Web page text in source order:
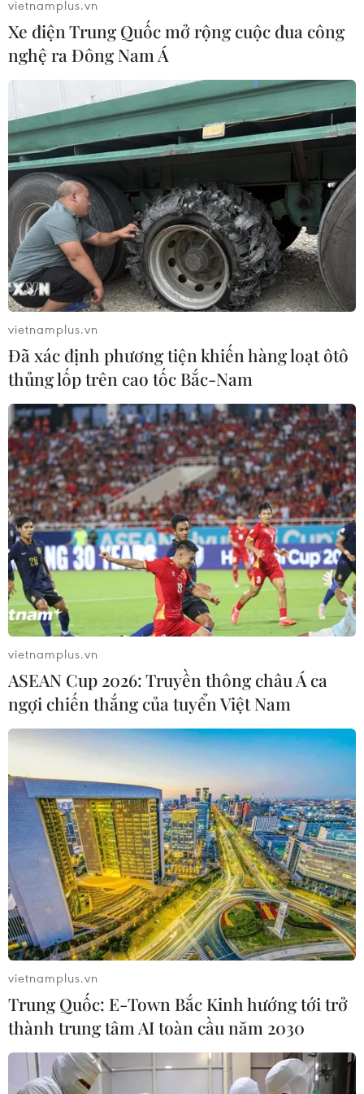
Căng thẳng thương mại Mỹ-Trung có thể
tác động lớn đến kinh tế Hàn
20/05/2019 10:26
Theo Phó Thủ tướng phụ trách kinh tế Hàn Quốc, nếu
mâu thuẫn thương mại Mỹ-Trung tiếp tục gia tăng, ảnh
hưởng của nó đến nền kinh tế Hàn Quốc có thể nghiêm
trọng hơn nhiều so với trước đây.
vietnamplus.vn
Xe điện Trung Quốc mở rộng cuộc đua công
nghệ ra Đông Nam Á
vietnamplus.vn
Đã xác định phương tiện khiến hàng loạt ôtô
thủng lốp trên cao tốc Bắc-Nam
vietnamplus.vn
ASEAN Cup 2026: Truyền thông châu Á ca
ngợi chiến thắng của tuyển Việt Nam
vietnamplus.vn
Trung Quốc: E-Town Bắc Kinh hướng tới trở
thành trung tâm AI toàn cầu năm 2030